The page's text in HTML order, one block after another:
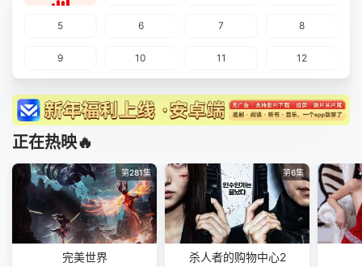
5 6 7 8
9 10 11 12
正在热映🔥
第281集
完美世界
第6集
杀人者的购物中心2